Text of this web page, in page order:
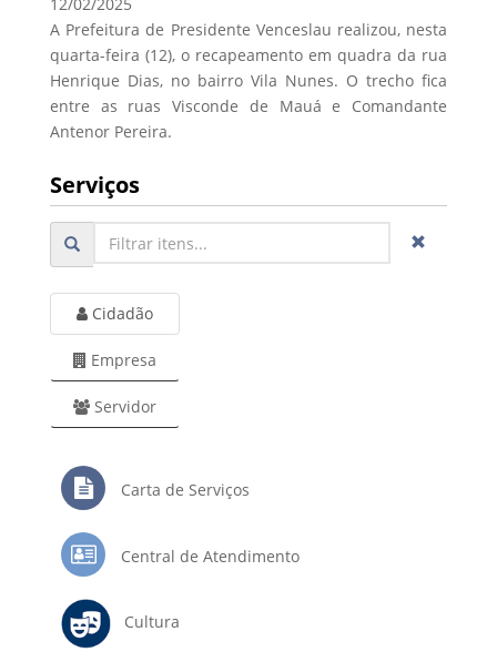
A Prefeitura de Presidente Venceslau realizou, nesta
quarta-feira (12), o recapeamento em quadra da rua
Henrique Dias, no bairro Vila Nunes. O trecho fica
entre as ruas Visconde de Mauá e Comandante
Antenor Pereira.
Serviços
Cidadão
Empresa
Servidor
Carta de Serviços
Central de Atendimento
Cultura